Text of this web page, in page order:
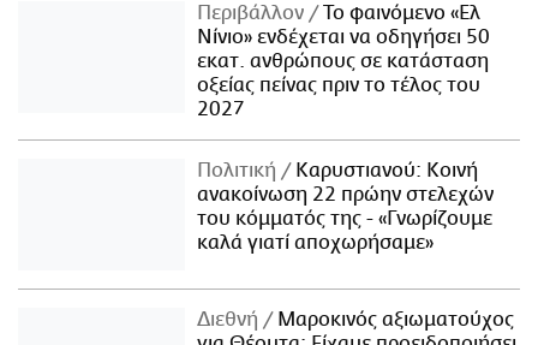
Περιβάλλον
Το φαινόμενο «Ελ
Νίνιο» ενδέχεται να οδηγήσει 50
εκατ. ανθρώπους σε κατάσταση
οξείας πείνας πριν το τέλος του
2027
Πολιτική
Καρυστιανού: Κοινή
ανακοίνωση 22 πρώην στελεχών
του κόμματός της - «Γνωρίζουμε
καλά γιατί αποχωρήσαμε»
Διεθνή
Μαροκινός αξιωματούχος